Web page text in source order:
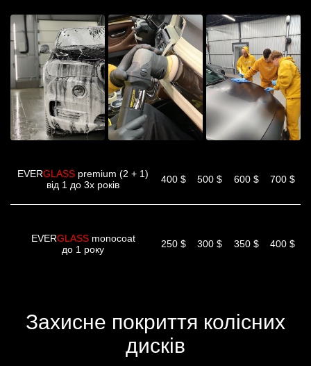
EVERGLASS premium (2 + 1)
від 1 до 3х років
400 $ 500 $ 600 $ 700 $
EVERGLASSmonocoat
до 1 року
250 $ 300 $ 350 $ 400 $
Захисне покриття колісних
дисків